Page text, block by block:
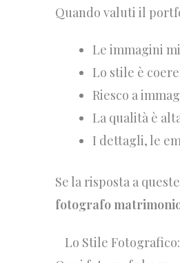
Quando valuti il
Le immagini
Lo stile è
Riesco a
La qualità è
I dettagli, le
Se la risposta a
fotografo
Lo Stile